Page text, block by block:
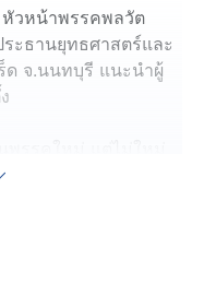
วหน้าพรรคพลวัต
ะธานยุทธศาสตร์และ
ด จ.นนทบุรี แนะนำผู้
ต มาลงสมัครครั้งนี้